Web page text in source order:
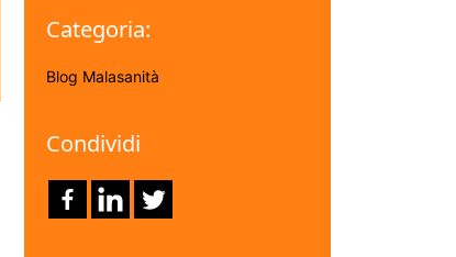
Categoria:
Blog Malasanità
Condividi